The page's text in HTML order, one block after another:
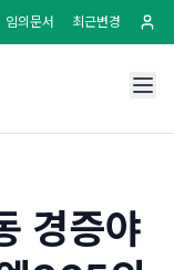
임의문서 최근변경
경증야